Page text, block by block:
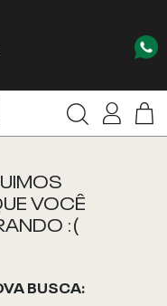
VOCÊ
:(
BUSCA: